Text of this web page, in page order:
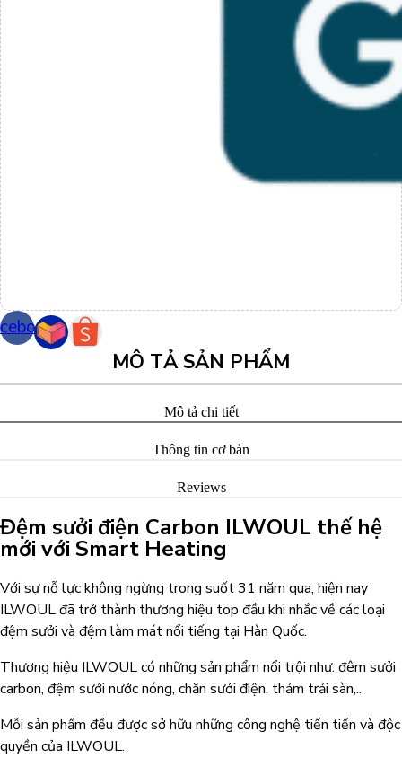
MÔ TẢ SẢN PHẨM
Mô tả chi tiết
Thông tin cơ bản
Reviews
Đệm sưởi điện Carbon ILWOUL thế hệ
mới với Smart Heating
Với sự nỗ lực không ngừng trong suốt 31 năm qua, hiện nay
ILWOUL đã trở thành thương hiệu top đầu khi nhắc về các loại
đệm sưởi và đệm làm mát nổi tiếng tại Hàn Quốc.
Thương hiệu ILWOUL có những sản phẩm nổi trội như: đêm sưởi
carbon, đệm sưởi nước nóng, chăn sưởi điện, thảm trải sàn,..
Mỗi sản phẩm đều được sở hữu những công nghệ tiến tiến và độc
quyền của ILWOUL.